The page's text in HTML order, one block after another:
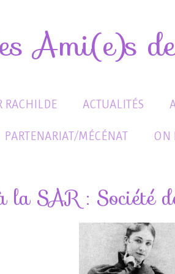
Ami(e)s
RACHILDE ACTUALITÉS
PARTENARIAT/MÉCÉNAT ON
la SAR : Société